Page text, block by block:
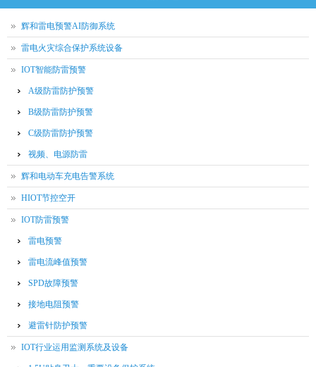
辉和雷电预警AI防御系统
雷电火灾综合保护系统设备
IOT智能防雷预警
A级防雷防护预警
B级防雷防护预警
C级防雷防护预警
视频、电源防雷
辉和电动车充电告警系统
HIOT节控空开
IOT防雷预警
雷电预警
雷电流峰值预警
SPD故障预警
接地电阻预警
避雷针防护预警
IOT行业运用监测系统及设备